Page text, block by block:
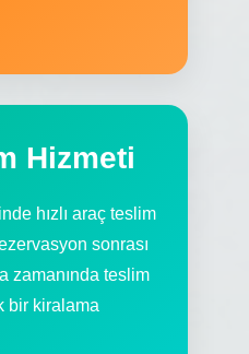
Hizmeti
hızlı araç teslim
sonrası
zamanında teslim
bir kiralama